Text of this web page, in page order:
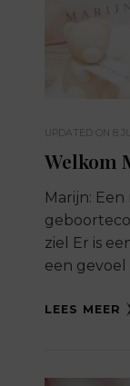
UPDATED ON 8
Welkom
Marijn:
ziel Er is
een
LEES MEER